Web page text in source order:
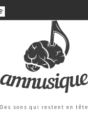
Des sons qui restent en tête